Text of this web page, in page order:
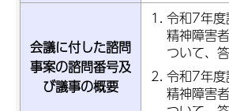
会議に付した諮問
事案の諮問番号及
び議事の概要
令和7年
精神障害
ついて、
令和7年
精神障害